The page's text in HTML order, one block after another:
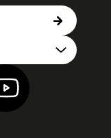
op Instagram
Vind ons op